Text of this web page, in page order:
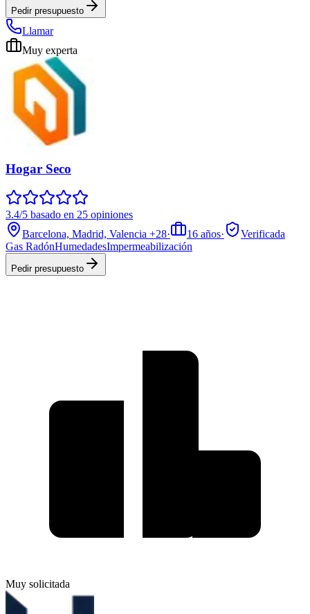
Pedir presupuesto
Llamar
Muy experta
Hogar Seco
3.4/5 basado en 25 opiniones
Barcelona, Madrid, Valencia +28· 16 años·
Verificada
Gas RadónHumedadesImpermeabilización
Pedir presupuesto
Muy solicitada